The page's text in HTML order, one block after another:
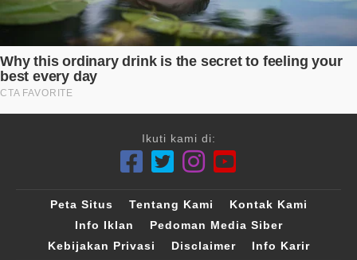
Ikuti kami di:
Peta Situs Tentang Kami
Kontak Kami
Info Iklan
Pedoman Media Siber
Kebijakan Privasi
Disclaimer Info Karir